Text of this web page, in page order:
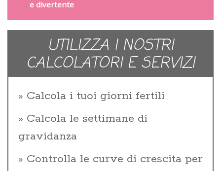
e divertente
UTILIZZA I NOSTRI
CALCOLATORI E SERVIZI
Calcola i tuoi giorni fertili
Calcola le settimane di
gravidanza
Controlla le curve di crescita per